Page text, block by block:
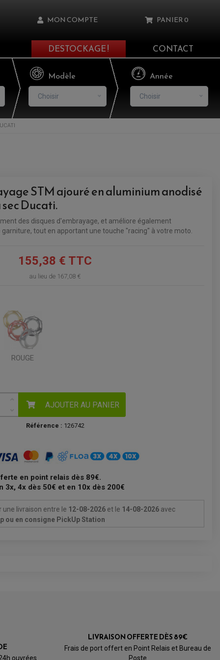
MON COMPTE PANIER0
Il n'y a aucun produit dans votre panier
VOIR LE PANIER
DESTOCKAGE ! CONTACT
Modèle
Choisir
Année
Choisir
STM ajouré en aluminium anodisé
Ducati.
des disques d'embrayage, et améliore également
garniture, tout en apportant une touche "racing" à votre moto.
155,38 € TTC
au lieu de 167,08 €
ROUGE
AJOUTER AU PANIER
Référence : 126742
en point relais dès 89€.
3x, 4x dès 50€ et en 10x dès 200€
une livraison entre le 12-08-2026 et le 14-08-2026 avec
ou en consigne PickUp Station
ouvrées
LIVRAISON OFFERTE DÈS 89€
Frais de port offert en Point Relais et Bureau de
Poste